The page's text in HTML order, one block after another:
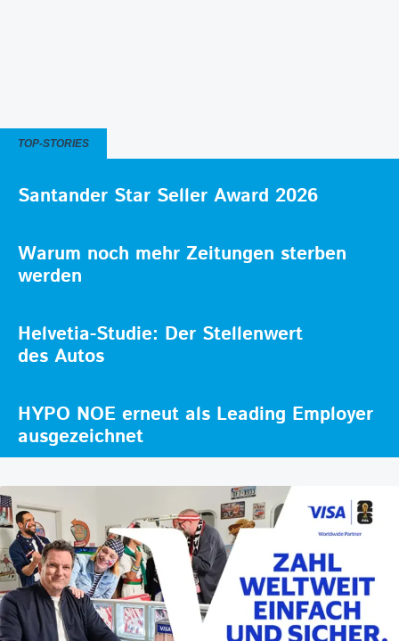
TOP-STORIES
Santander Star Seller Award 2026
Warum noch mehr Zeitungen sterben
werden
Helvetia-Studie: Der Stellenwert
des Autos
HYPO NOE erneut als Leading Employer
ausgezeichnet